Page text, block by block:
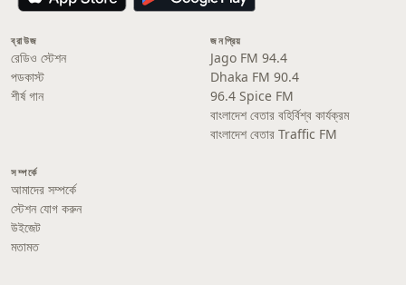
ব্রাউজ
রেডিও স্টেশন
পডকাস্ট
শীর্ষ গান
জনপ্রিয়
Jago FM 94.4
Dhaka FM 90.4
96.4 Spice FM
বাংলাদেশ বেতার বহির্বিশ্ব কার্যক্রম
বাংলাদেশ বেতার Traffic FM
সম্পর্কে
আমাদের সম্পর্কে
স্টেশন যোগ করুন
উইজেট
মতামত